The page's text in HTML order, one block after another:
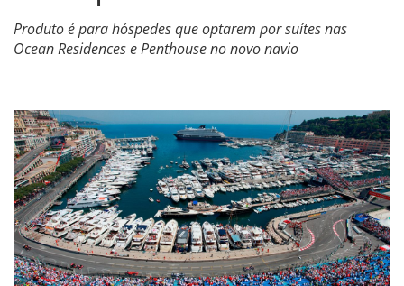
Produto é para hóspedes que optarem por suítes nas
Ocean Residences e Penthouse no novo navio